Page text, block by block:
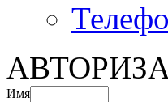
Имя